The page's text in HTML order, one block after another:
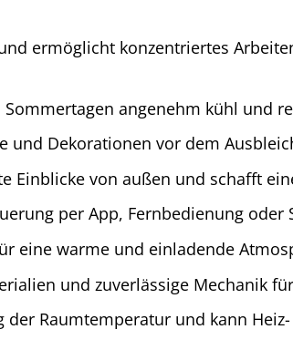
ermöglicht konzentriertes
angenehm kühl und
und Dekorationen vor dem
Einblicke von außen und schafft
per App, Fernbedienung
eine warme und einladende
und zuverlässige Mechanik
der Raumtemperatur und kann